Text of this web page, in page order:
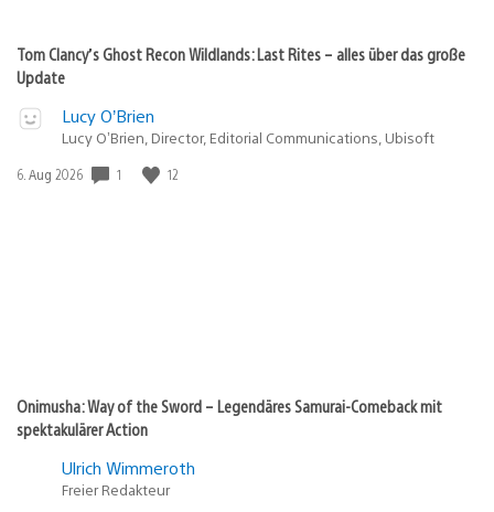
Tom Clancy’s Ghost Recon Wildlands: Last Rites – alles über das große
Update
Lucy O’Brien
Lucy O’Brien, Director, Editorial Communications, Ubisoft
Veröffentlichungsdatum:
6. Aug 2026 1 12
Onimusha: Way of the Sword – Legendäres Samurai-Comeback mit
spektakulärer Action
Ulrich Wimmeroth
Freier Redakteur